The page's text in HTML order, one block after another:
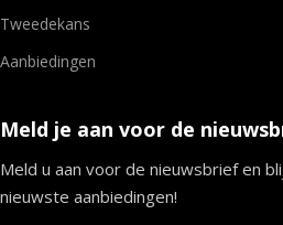
Tweedekans
Aanbiedingen
Meld je aan voor de
Meld u aan voor de nieuwsbrief en
nieuwste aanbiedingen!